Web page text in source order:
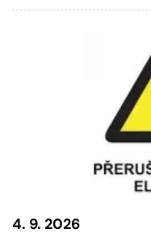
4. 9. 2026